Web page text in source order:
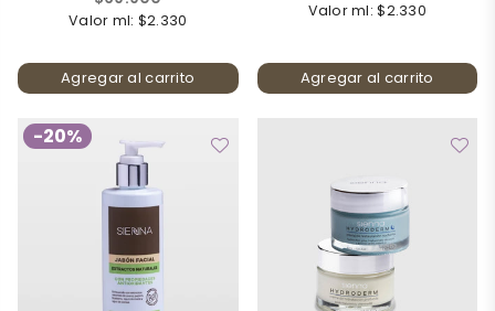
habitual
Valor ml: $2.330
Agregar al carrito
habitual
Valor ml: $2.330
Agregar al carrito
-20%